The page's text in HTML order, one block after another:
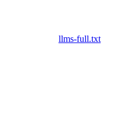
llms-full.txt